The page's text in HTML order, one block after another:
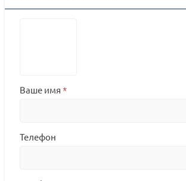
Ваше имя *
Телефон